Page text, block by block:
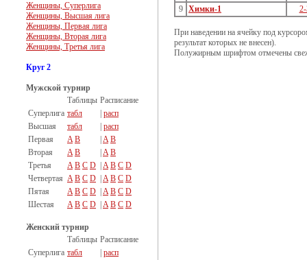
Женщины, Суперлига
Женщины, Высшая лига
Женщины, Первая лига
Женщины, Вторая лига
Женщины, Третья лига
Круг 2
Мужской турнир
Таблицы Расписание
Суперлига табл
расп
Высшая
табл
расп
Первая
A B A B
Вторая
A B A B
Третья
A B C D A B C D
Четвертая A B C D A B C D
Пятая
A B C D A B C D
Шестая
A B C D A B C D
Женский турнир
Таблицы Расписание
Суперлига табл
расп
9
Химки-1
При наведении на ячейку под
результат которых не внесен).
Полужирным шрифтом отмечены